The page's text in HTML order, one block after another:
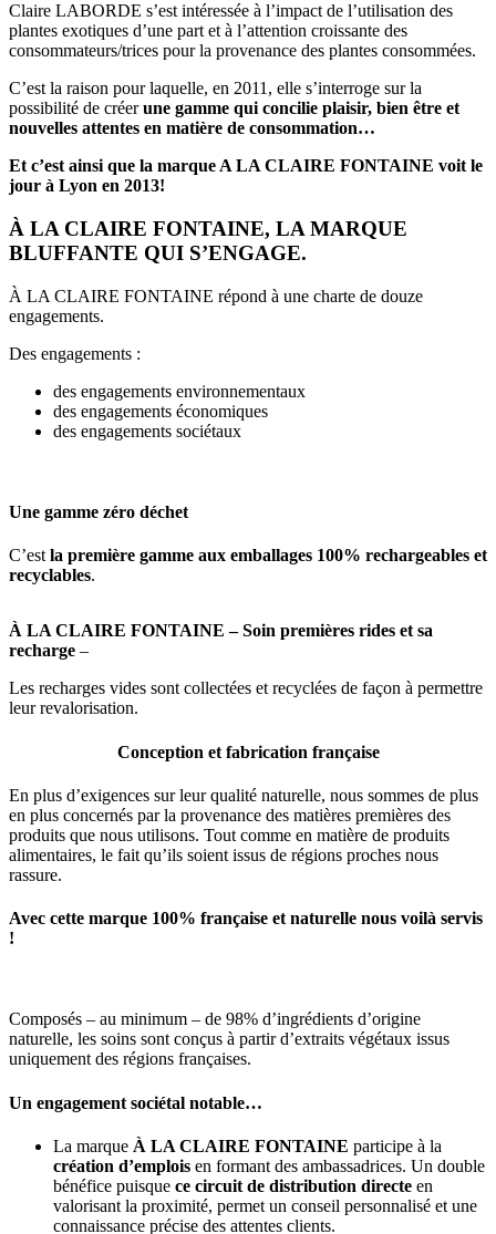
Claire LABORDE s’est intéressée à l’impact de l’utilisation des
plantes exotiques d’une part et à l’attention croissante des
consommateurs/trices pour la provenance des plantes consommées.
C’est la raison pour laquelle, en 2011, elle s’interroge sur la
possibilité de créerune gamme qui concilie plaisir, bien être et
nouvelles attentes en matière de consommation…
Et c’est ainsi que la marque A LA CLAIRE FONTAINE voit le
jour à Lyon en 2013!
À LA CLAIRE FONTAINE, LA MARQUE
BLUFFANTE QUI S’ENGAGE.
À LA CLAIRE FONTAINE répond à une charte de douze
engagements.
Des engagements :
des engagements environnementaux
des engagements économiques
des engagements sociétaux
Une gamme zéro déchet
C’est la première gamme aux emballages 100% rechargeables et
recyclables.
À LA CLAIRE FONTAINE – Soin premières rides et sa
recharge –
Les recharges vides sont collectées et recyclées de façon à permettre
leur revalorisation.
Conception et fabrication française
En plus d’exigences sur leur qualité naturelle, nous sommes de plus
en plus concernés par la provenance des matières premières des
produits que nous utilisons. Tout comme en matière de produits
alimentaires, le fait qu’ils soient issus de régions proches nous
rassure.
Avec cette marque 100% française et naturelle nous voilà servis
!
Composés – au minimum – de 98% d’ingrédients d’origine
naturelle, les soins sont conçus à partir d’extraits végétaux issus
uniquement des régions françaises.
Un engagement sociétal notable…
La marque À LA CLAIRE FONTAINE participe à la
création d’emplois en formant des ambassadrices. Un double
bénéfice puisque ce circuit de distribution directe en
valorisant la proximité, permet un conseil personnalisé et une
connaissance précise des attentes clients.